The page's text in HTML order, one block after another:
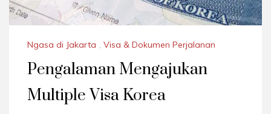
Ngasa di Jakarta , Visa & Dokumen Perjalanan
Pengalaman Mengajukan
Multiple Visa Korea